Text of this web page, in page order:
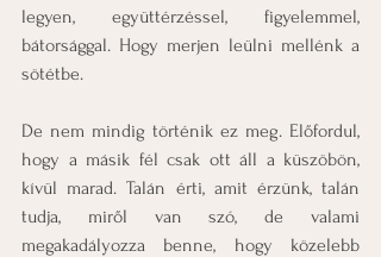
legyen, együttérzéssel, figyelemmel,
bátorsággal. Hogy merjen leülni mellénk a
sötétbe.
De nem mindig történik ez meg. Előfordul,
hogy a másik fél csak ott áll a küszöbön,
kívül marad. Talán érti, amit érzünk, talán
tudja, miről van szó, de valami
megakadályozza benne, hogy közelebb